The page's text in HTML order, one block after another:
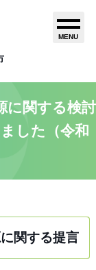
MENU
に関する検討
した（令和
関する提言